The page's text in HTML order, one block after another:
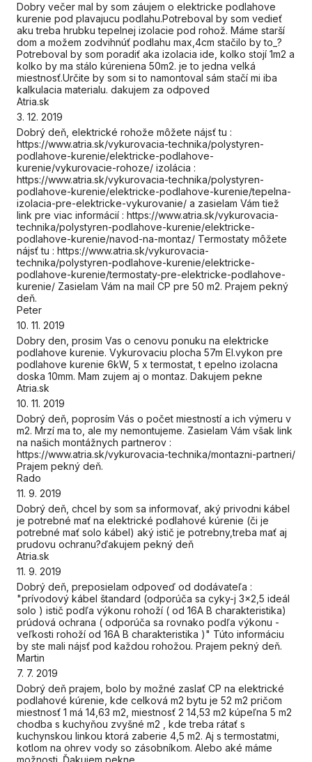
Dobry večer mal by som záujem o elektricke podlahove
kurenie pod plavajucu podlahu.Potreboval by som vedieť
aku treba hrubku tepelnej izolacie pod rohož. Máme starší
dom a možem zodvihnúť podlahu max,4cm stačilo by to_?
Potreboval by som poradiť aka izolacia ide, kolko stojí 1m2 a
kolko by ma stálo kúreniena 50m2. je to jedna velká
miestnosť.Určite by som si to namontoval sám stačí mi iba
kalkulacia materialu. dakujem za odpoved
Atria.sk
3. 12. 2019
Dobrý deň, elektrické rohože môžete nájsť tu :
https://www.atria.sk/vykurovacia-technika/polystyren-
podlahove-kurenie/elektricke-podlahove-
kurenie/vykurovacie-rohoze/ izolácia :
https://www.atria.sk/vykurovacia-technika/polystyren-
podlahove-kurenie/elektricke-podlahove-kurenie/tepelna-
izolacia-pre-elektricke-vykurovanie/ a zasielam Vám tiež
link pre viac informácií : https://www.atria.sk/vykurovacia-
technika/polystyren-podlahove-kurenie/elektricke-
podlahove-kurenie/navod-na-montaz/ Termostaty môžete
nájsť tu : https://www.atria.sk/vykurovacia-
technika/polystyren-podlahove-kurenie/elektricke-
podlahove-kurenie/termostaty-pre-elektricke-podlahove-
kurenie/ Zasielam Vám na mail CP pre 50 m2. Prajem pekný
deň.
Peter
10. 11. 2019
Dobry den, prosim Vas o cenovu ponuku na elektricke
podlahove kurenie. Vykurovaciu plocha 57m El.vykon pre
podlahove kurenie 6kW, 5 x termostat, t epelno izolacna
doska 10mm. Mam zujem aj o montaz. Dakujem pekne
Atria.sk
10. 11. 2019
Dobrý deň, poprosím Vás o počet miestností a ich výmeru v
m2. Mrzí ma to, ale my nemontujeme. Zasielam Vám však link
na našich montážnych partnerov :
https://www.atria.sk/vykurovacia-technika/montazni-partneri/
Prajem pekný deň.
Rado
11. 9. 2019
Dobrý deň, chcel by som sa informovať, aký privodni kábel
je potrebné mať na elektrické podlahové kúrenie (či je
potrebné mať solo kábel) aký istič je potrebny,treba mať aj
prudovu ochranu?ďakujem pekný deň
Atria.sk
11. 9. 2019
Dobrý deň, preposielam odpoveď od dodávateľa :
"prívodový kábel štandard (odporúča sa cyky-j 3x2,5 ideál
solo ) istič podľa výkonu rohoží ( od 16A B charakteristika)
prúdová ochrana ( odporúča sa rovnako podľa výkonu -
veľkosti rohoží od 16A B charakteristika )" Túto informáciu
by ste mali nájsť pod každou rohožou. Prajem pekný deň.
Martin
7. 7. 2019
Dobrý deň prajem, bolo by možné zaslať CP na elektrické
podlahové kúrenie, kde celková m2 bytu je 52 m2 pričom
miestnosť 1 má 14,63 m2, miestnosť 2 14,53 m2 kúpeľna 5 m2
chodba s kuchyňou zvyšné m2 , kde treba rátať s
kuchynskou linkou ktorá zaberie 4,5 m2. Aj s termostatmi,
kotlom na ohrev vody so zásobníkom. Alebo aké máme